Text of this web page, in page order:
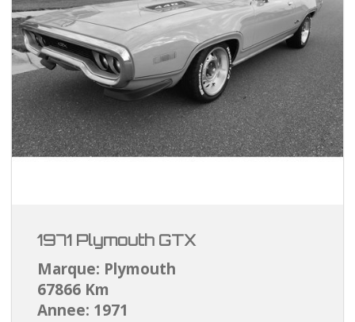
1971 Plymouth GTX
Marque: Plymouth
67866 Km
Annee: 1971